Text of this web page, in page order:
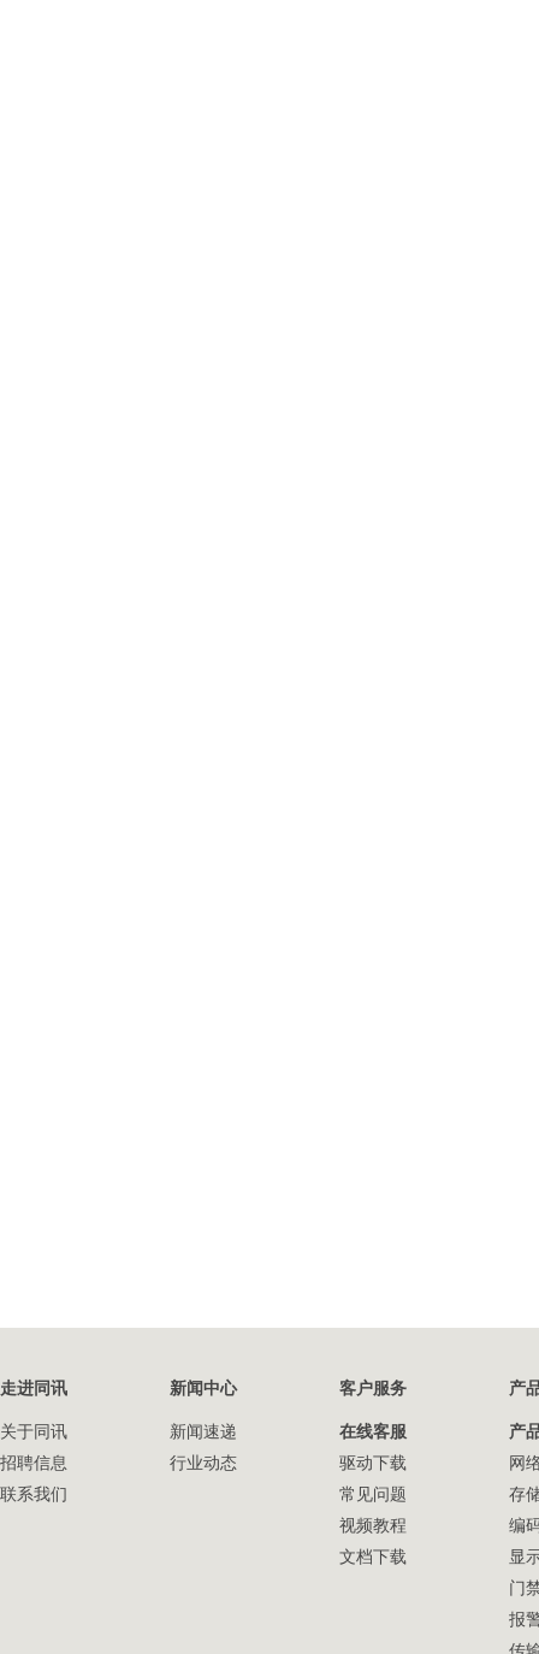
走进同讯
关于同讯
招聘信息
联系我们
新闻中心
新闻速递
行业动态
客户服务
在线客服
驱动下载
常见问题
视频教程
文档下载
产
产
网
存
编
显
门
报